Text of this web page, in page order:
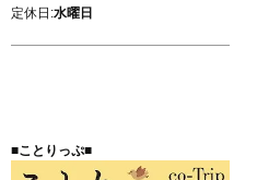
定休日:水曜日
■ことりっぷ■